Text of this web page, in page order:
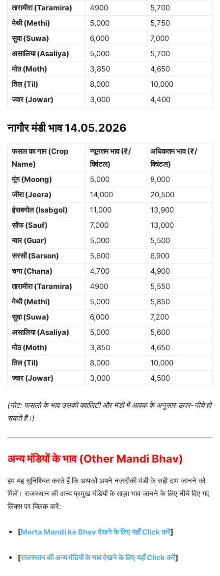
तारामीरा (Taramira) 4900
5,700
मेथी (Methi)
5,000
5,750
सुवा (Suwa)
6,000
7,000
असालिया (Asaliya)
5,000
5,700
मोठ (Moth)
3,850
4,650
तिल (Til)
8,000
10,000
ज्वार (Jowar)
3,000 4,400
नागौर मंडी भाव 14.05.2026
फसल का नाम (Crop
Name)
न्यूनतम भाव (₹/
क्विंटल)
अधिकतम भाव (₹/
क्विंटल)
मूंग (Moong)
5,000
8,000
जीरा (Jeera)
14,000
20,500
ईसबगोल (Isabgol)
11,000
13,900
सौफ (Sauf)
7,000
13,000
ग्वार (Guar)
5,000
5,500
सरसों (Sarson)
5,600
6,900
चना (Chana)
4,700
4,900
तारामीरा (Taramira)
4900
5,550
मेथी (Methi)
5,000
5,850
सुवा (Suwa)
6,000
7,200
असालिया (Asaliya)
5,000
5,600
मोठ (Moth)
3,850
4,650
तिल (Til)
8,000
10,000
ज्वार (Jowar)
3,000 4,500
(नोट: फसलों के भाव उसकी क्वालिटी और मंडी में आवक के अनुसार ऊपर-नीचे हो
सकते हैं।)
अन्य मंडियों के भाव (Other Mandi Bhav)
हम यह सुनिश्चित करते हैं कि आपको अपने नज़दीकी मंडी के सही दाम जानने को
मिलें। राजस्थान की अन्य प्रमुख मंडियों के ताज़ा भाव जानने के लिए नीचे दिए गए
लिंक्स पर क्लिक करें:
[Merta Mandi ke Bhav देखने के लिए यहाँ Click करें]
[राजस्थान की अन्य मंडियों के भाव देखने के लिए यहाँ Click करें]